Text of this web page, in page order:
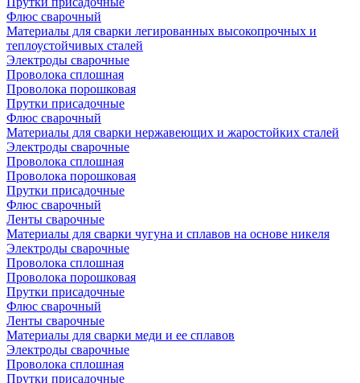
Флюс сварочный
Материалы для сварки легированных высокопрочных и
теплоустойчивых сталей
Электроды сварочные
Проволока сплошная
Проволока порошковая
Прутки присадочные
Флюс сварочный
Материалы для сварки нержавеющих и жаростойких сталей
Электроды сварочные
Проволока сплошная
Проволока порошковая
Прутки присадочные
Флюс сварочный
Ленты сварочные
Материалы для сварки чугуна и сплавов на основе никеля
Электроды сварочные
Проволока сплошная
Проволока порошковая
Прутки присадочные
Флюс сварочный
Ленты сварочные
Материалы для сварки меди и ее сплавов
Электроды сварочные
Проволока сплошная
Прутки присадочные